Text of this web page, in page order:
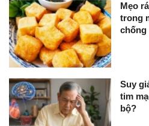
Mẹo
trong
chống
Suy
tim
bộ?